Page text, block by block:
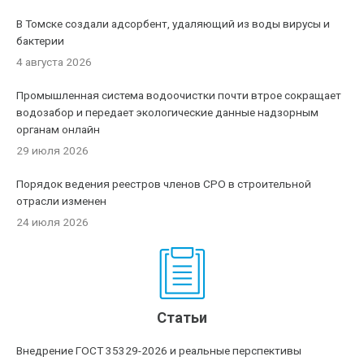
В Томске создали адсорбент, удаляющий из воды вирусы и
бактерии
4 августа 2026
Промышленная система водоочистки почти втрое сокращает
водозабор и передает экологические данные надзорным
органам онлайн
29 июля 2026
Порядок ведения реестров членов СРО в строительной
отрасли изменен
24 июля 2026
Статьи
Внедрение ГОСТ 35329-2026 и реальные перспективы